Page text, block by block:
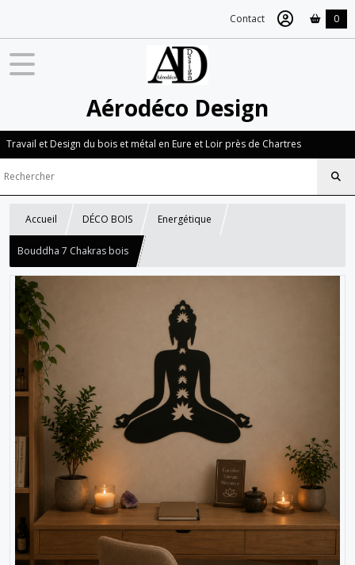
Contact 0
Aérodéco Design
Travail et Design du bois et métal en Eure et Loir près de Chartres
Accueil DÉCO BOIS Energétique
Bouddha 7 Chakras bois